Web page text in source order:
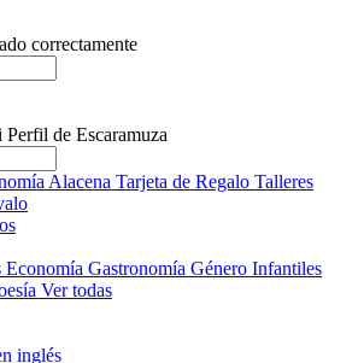
correctamente
Alacena Tarjeta de Regalo Talleres
Economía Gastronomía Género Infantiles
Ver todas
inglés